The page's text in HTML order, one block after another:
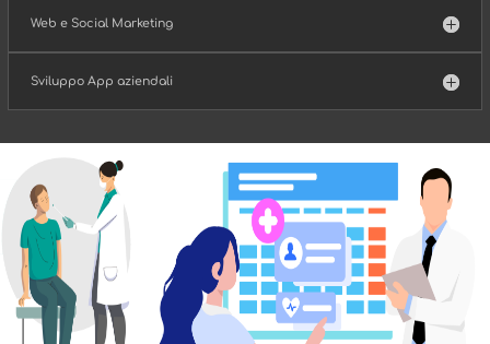
Web e Social Marketing
Sviluppo App aziendali